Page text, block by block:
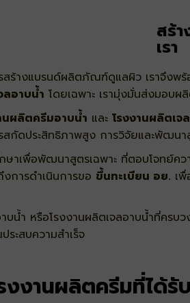
สร้
เรา
รสร้างแบรนด์ผลิตภัณฑ์ดูแลผิว เราจึ
ลอาบน้ำ โดยเฉพาะ เรามุ่งมั่นส่งมอ
นผลิตครีมอาบน้ำ และ โรงงานผลิตเจ
กัดประสิทธิภาพสูง การวิจัยและพัฒน
ษาเพื่อพัฒนาสูตรเฉพาะ ที่ตอบโจทย์ค
ารดำเนินการขอ ขึ้นทะเบียน อย. เ
ำ หรือโรงงานผลิตเจลอาบน้ำที่ครบ
ะสบความสำเร็จ
งงานผลิตครีมที่ได้รั